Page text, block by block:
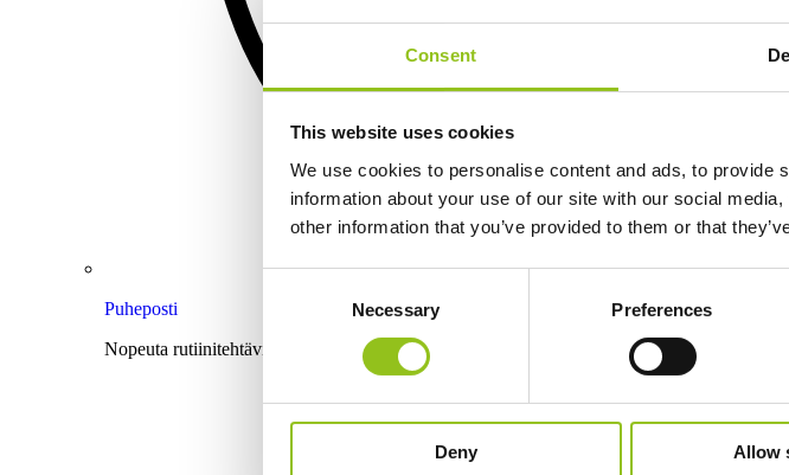
Consent
This website uses cookies
We use cookies to personalise content and ads, to
information about your use of our site with our social
other information that you’ve provided to them or that
Necessary Preferences
Deny Allow
Puheposti
Nopeuta rutiinitehtäviä ääniviestillä saamiesi esitietojen avulla